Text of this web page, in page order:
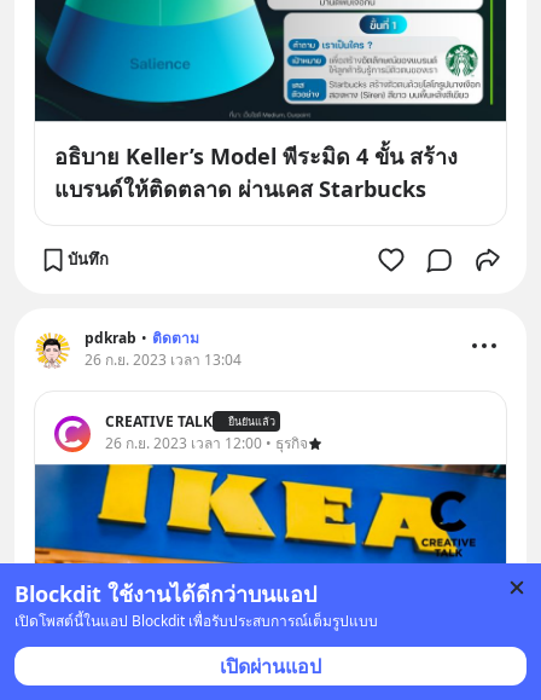
Blockdit ใช้งานได้ดีกว่าบนแอป
เปิดโพสต์นี้ในแอป Blockdit เพื่อรับประสบการณ์เต็มรูปแบบ
เปิดผ่านแอป
อธิบาย Keller’s Model พีระมิด 4 ขั้น สร้าง
แบรนด์ให้ติดตลาด ผ่านเคส Starbucks
บันทึก
pdkrab • ติดตาม
26 ก.ย. 2023 เวลา 13:04
CREATIVE TALK ยืนยันแล้ว
26 ก.ย. 2023 เวลา 12:00 • ธุรกิจ